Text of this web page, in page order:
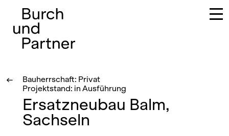
Hauptnavigation
←
Bauherrschaft: Privat
Projektstand: in Ausführung
Ersatzneubau Balm,
Sachseln